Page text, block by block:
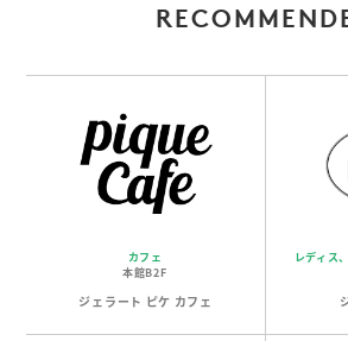
カフェ
本館B2F
ジェラート ピケ カフェ
レディス